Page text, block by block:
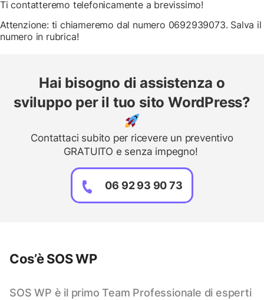
Ti contatteremo telefonicamente a brevissimo!
Attenzione: ti chiameremo dal numero 0692939073. Salva il
numero in rubrica!
Hai bisogno di assistenza o
sviluppo per il tuo sito WordPress?
Contattaci subito per ricevere un preventivo
GRATUITO e senza impegno!
06 92 93 90 73
Cos’è SOS WP
SOS WP è il primo Team Professionale di esperti